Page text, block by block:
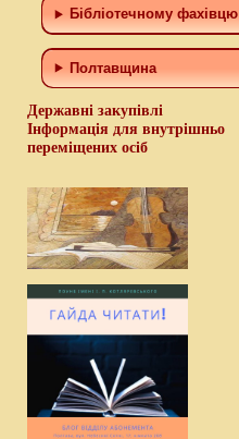
Бiблiотечному фахiвцю
Полтавщина
Державні закупівлі
Інформація для внутрішньо
переміщених осіб